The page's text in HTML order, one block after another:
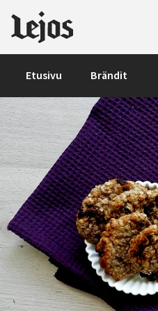
Siirry sisältöön
Etusivu Brändit